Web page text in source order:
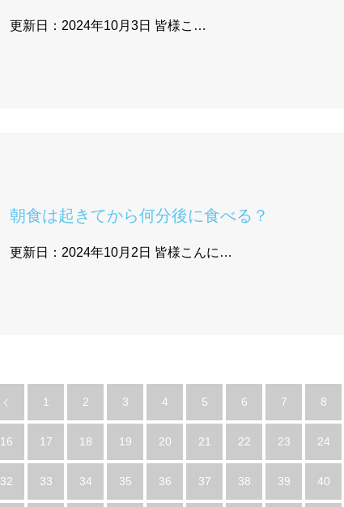
更新日：2024年10月3日 皆様こ…
朝食は起きてから何分後に食べる？
更新日：2024年10月2日 皆様こんに…
1 2 3 4 5 6 7 8
16 17 18 19 20 21 22 23 24
32 33 34 35 36 37 38 39 40